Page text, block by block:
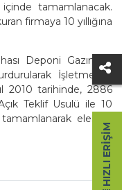
içinde tamamlanacak.
firmaya 10 yıllığına
Deponi Gazından
İşletmecilik
2010 tarihinde, 2886
Teklif Usulü ile 10
elektrik
HIZLI ERIŞIM